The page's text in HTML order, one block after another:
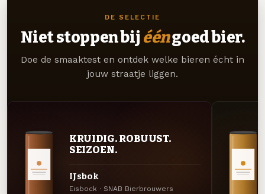
DE SELECTIE
Niet stoppen bij ééngoed bier.
Doe de smaaktest en ontdek welke bieren écht in
jouw straatje liggen.
KRUIDIG. ROBUUST.
SEIZOEN.
IJsbok
Eisbock · SNAB Bierbrouwers